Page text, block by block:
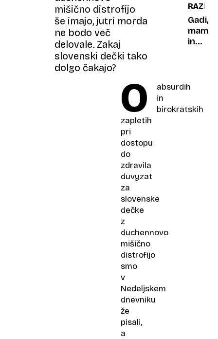
mišično distrofijo
še imajo, jutri morda
ne bodo več
delovale. Zakaj
slovenski dečki tako
dolgo čakajo?
O
absurdih
in
birokratskih
zapletih
pri
dostopu
do
zdravila
duvyzat
za
slovenske
dečke
z
duchennovo
mišično
distrofijo
smo
v
Nedeljskem
dnevniku
že
pisali,
a
hodiš,
stari?«
za
ceste
Gadi,
in